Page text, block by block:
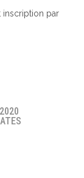
inscription par